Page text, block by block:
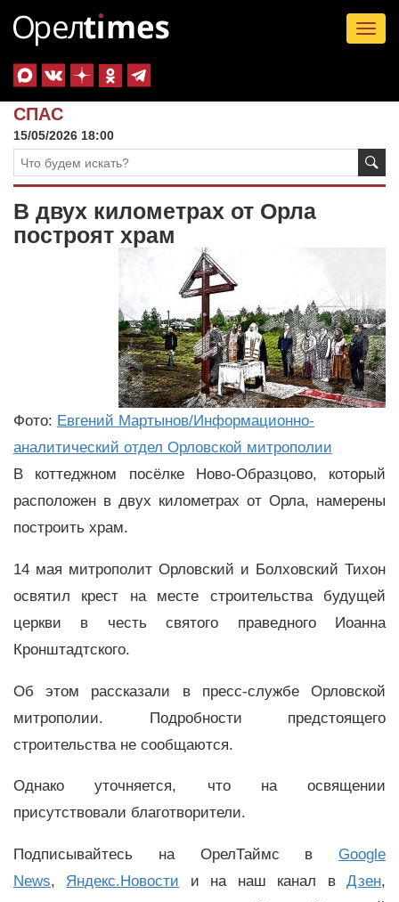
СПАС
15/05/2026 18:00
В двух километрах от Орла
построят храм
Фото: Евгений Мартынов/Информационно-
аналитический отдел Орловской митрополии
В коттеджном посёлке Ново-Образцово, который
расположен в двух километрах от Орла, намерены
построить храм.
14 мая митрополит Орловский и Болховский Тихон
освятил крест на месте строительства будущей
церкви в честь святого праведного Иоанна
Кронштадтского.
Об этом рассказали в пресс-службе Орловской
митрополии. Подробности предстоящего
строительства не сообщаются.
Однако уточняется, что на освящении
присутствовали благотворители.
Подписывайтесь на ОрелТаймс в Google
News, Яндекс.Новости и на наш канал вДзен,